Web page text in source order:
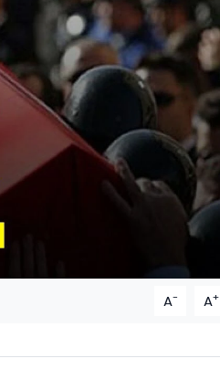
A- A+